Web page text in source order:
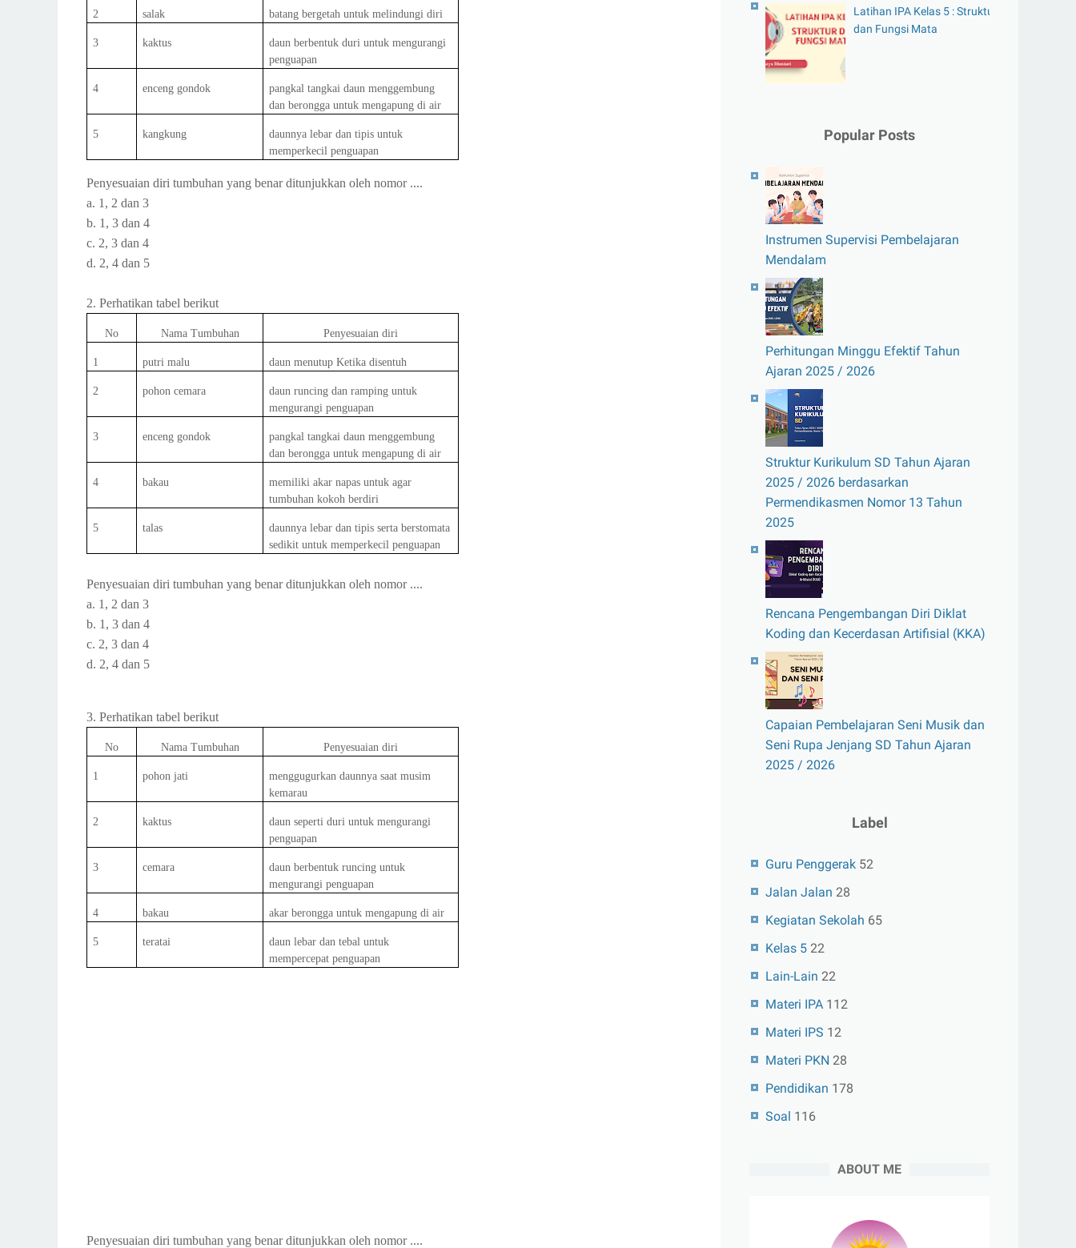
2 salak batang bergetah untuk melindungi diri
3 kaktus
daun berbentuk duri untuk mengurangi
penguapan
4 enceng gondok
pangkal tangkai daun menggembung
dan berongga untuk mengapung di air
5 kangkung
daunnya lebar dan tipis untuk
memperkecil penguapan
Penyesuaian diri tumbuhan yang benar ditunjukkan oleh nomor ....
a. 1, 2 dan 3
b. 1, 3 dan 4
c. 2, 3 dan 4
d. 2, 4 dan 5
2. Perhatikan tabel berikut
No Nama Tumbuhan Penyesuaian diri
1 putri malu daun menutup Ketika disentuh
2 pohon cemara
daun runcing dan ramping untuk
mengurangi penguapan
3 enceng gondok
pangkal tangkai daun menggembung
dan berongga untuk mengapung di air
4 bakau
memiliki akar napas untuk agar
tumbuhan kokoh berdiri
5 talas
daunnya lebar dan tipis serta berstomata
sedikit untuk memperkecil penguapan
Penyesuaian diri tumbuhan yang benar ditunjukkan oleh nomor ....
a. 1, 2 dan 3
b. 1, 3 dan 4
c. 2, 3 dan 4
d. 2, 4 dan 5
3. Perhatikan tabel berikut
No Nama Tumbuhan Penyesuaian diri
1 pohon jati
menggugurkan daunnya saat musim
kemarau
2 kaktus
daun seperti duri untuk mengurangi
penguapan
3 cemara
daun berbentuk runcing untuk
mengurangi penguapan
4 bakau akar berongga untuk mengapung di air
5 teratai
daun lebar dan tebal untuk
mempercepat penguapan
Penyesuaian diri tumbuhan yang benar ditunjukkan oleh nomor ....
Latihan IPA Kelas 5 : Struktur
dan Fungsi Mata
Popular Posts
Instrumen Supervisi Pembelajaran
Mendalam
Perhitungan Minggu Efektif Tahun
Ajaran 2025 / 2026
Struktur Kurikulum SD Tahun Ajaran
2025 / 2026 berdasarkan
Permendikasmen Nomor 13 Tahun
2025
Rencana Pengembangan Diri Diklat
Koding dan Kecerdasan Artifisial (KKA)
Capaian Pembelajaran Seni Musik dan
Seni Rupa Jenjang SD Tahun Ajaran
2025 / 2026
Label
Guru Penggerak 52
Jalan Jalan 28
Kegiatan Sekolah 65
Kelas 5 22
Lain-Lain 22
Materi IPA 112
Materi IPS 12
Materi PKN 28
Pendidikan 178
Soal 116
ABOUT ME